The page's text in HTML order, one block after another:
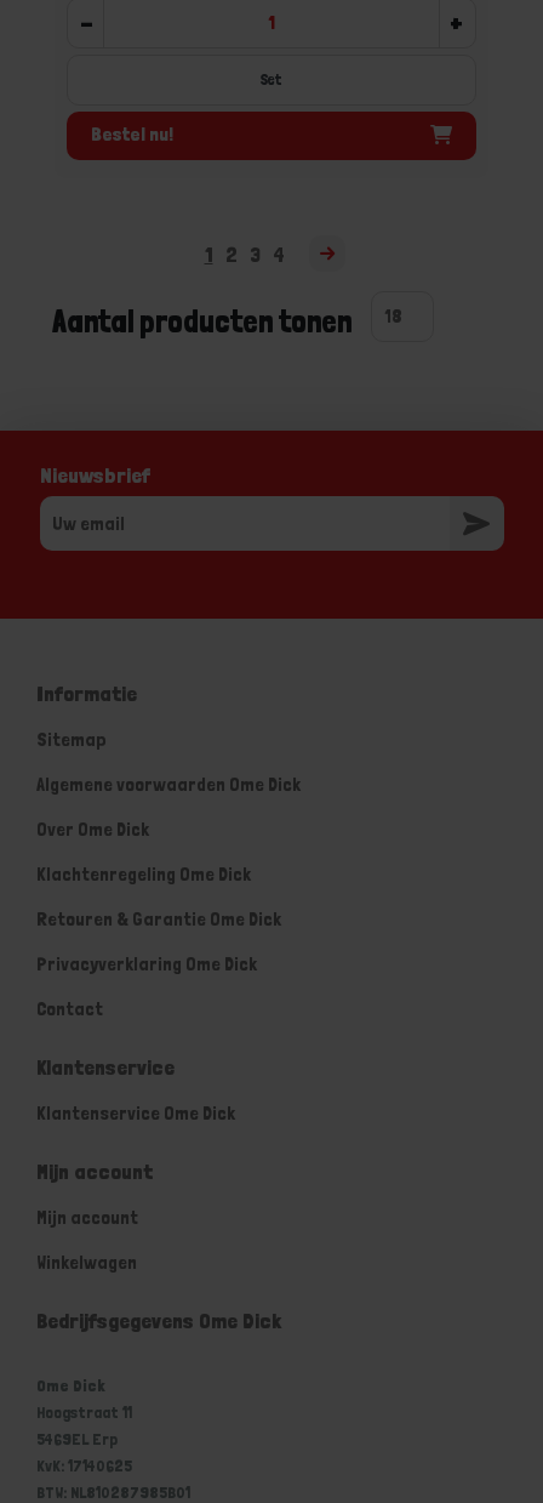
- +
Set
Bestel nu!
1 2 3 4
Aantal producten tonen
Nieuwsbrief
Informatie
Sitemap
Algemene voorwaarden Ome Dick
Over Ome Dick
Klachtenregeling Ome Dick
Retouren & Garantie Ome Dick
Privacyverklaring Ome Dick
Contact
Klantenservice
Klantenservice Ome Dick
Mijn account
Mijn account
Winkelwagen
Bedrijfsgegevens Ome Dick
Ome Dick
Hoogstraat 11
5469EL Erp
KvK: 17140625
BTW: NL810287985B01